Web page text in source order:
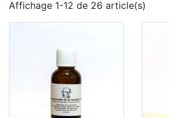
Affichage 1-12 de 26 article(s)